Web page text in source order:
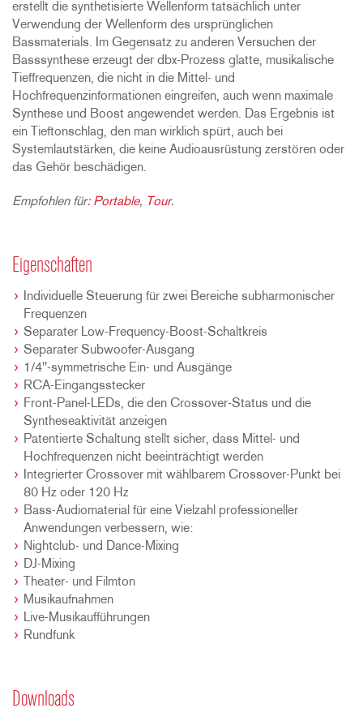
erstellt die synthetisierte Wellenform tatsächlich unter
Verwendung der Wellenform des ursprünglichen
Bassmaterials. Im Gegensatz zu anderen Versuchen der
Basssynthese erzeugt der dbx-Prozess glatte, musikalische
Tieffrequenzen, die nicht in die Mittel- und
Hochfrequenzinformationen eingreifen, auch wenn maximale
Synthese und Boost angewendet werden. Das Ergebnis ist
ein Tieftonschlag, den man wirklich spürt, auch bei
Systemlautstärken, die keine Audioausrüstung zerstören oder
das Gehör beschädigen.
Empfohlen für: Portable, Tour.
Eigenschaften
Individuelle Steuerung für zwei Bereiche subharmonischer
Frequenzen
Separater Low-Frequency-Boost-Schaltkreis
Separater Subwoofer-Ausgang
1/4"-symmetrische Ein- und Ausgänge
RCA-Eingangsstecker
Front-Panel-LEDs, die den Crossover-Status und die
Syntheseaktivität anzeigen
Patentierte Schaltung stellt sicher, dass Mittel- und
Hochfrequenzen nicht beeinträchtigt werden
Integrierter Crossover mit wählbarem Crossover-Punkt bei
80 Hz oder 120 Hz
Bass-Audiomaterial für eine Vielzahl professioneller
Anwendungen verbessern, wie:
Nightclub- und Dance-Mixing
DJ-Mixing
Theater- und Filmton
Musikaufnahmen
Live-Musikaufführungen
Rundfunk
Downloads